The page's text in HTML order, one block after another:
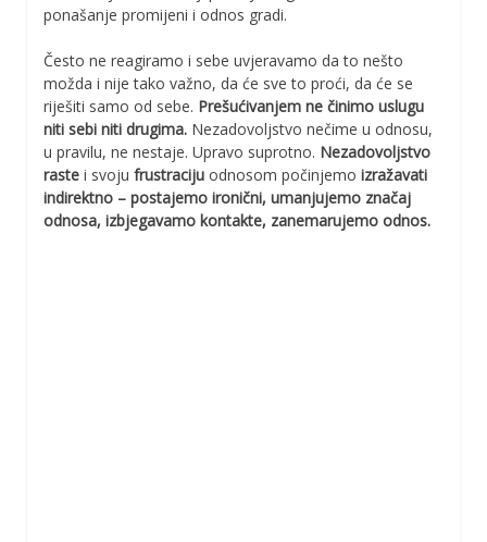
ponašanje promijeni i odnos gradi.
Često ne reagiramo i sebe uvjeravamo da to nešto
možda i nije tako važno, da će sve to proći, da će se
riješiti samo od sebe. Prešućivanjem ne činimo uslugu
niti sebi niti drugima. Nezadovoljstvo nečime u odnosu,
u pravilu, ne nestaje. Upravo suprotno. Nezadovoljstvo
raste i svoju frustraciju odnosom počinjemo izražavati
indirektno – postajemo ironični, umanjujemo značaj
odnosa, izbjegavamo kontakte, zanemarujemo odnos.